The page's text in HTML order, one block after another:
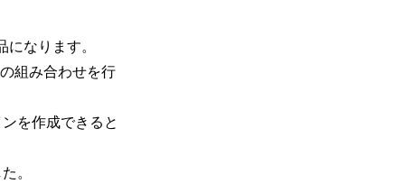
なります。
組み合わせを行
を作成できると
。